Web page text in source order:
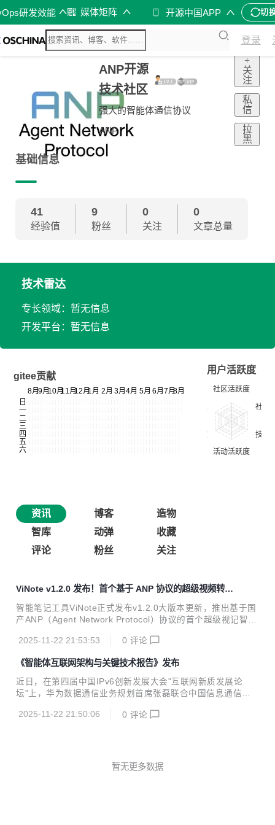
研发效能 媒体矩阵 开源中国APP 切
登录
ANP开源
技术社区
强大的智能体通信协议
ANP
+
关
注
私
信
拉
黑
基础信息
41
经验值
9
粉丝
0
关注
0
文章总量
技术雷达
专长领域：暂无信息
开发平台：暂无信息
gitee贡献
用户活跃度
资讯 博客
造物
智库
动弹
收藏
评论
粉丝 关注
ViNote v1.2.0 发布！首个基于 ANP 协议的超级视频转录
智能体
智能笔记工具ViNote正式发布v1.2.0大版本更新，推出基于国
产ANP（Agent Network Protocol）协议的首个超级视记智能
动智能伙伴”的重要一步，实现自然语言驱动全流程任务落
于对用户意图的深度理解。通过集成ANP协议，ViNote将基础
模块升级为AI Agent，构建了多智能体协作生态。用户只需用
自然语言提出需求，ViNoter即可自动完成视频搜索→下载→
定所有操作”。 :sp...
2025-11-22 21:53:53 0 评论
《智能体互联网架构与关键技术报告》发布
近日，在第四届中国IPv6创新发展大会"互联网新质发展论
坛"上，华为数据通信业务规划首席张磊联合中国信息通信研
国电信研究院、中国联通研究院、NIDA医疗行业委员会，以
NP开源社区参与定义产业共识 作为全球首个开源智能体通信
2025-11-22 21:50:06 0 评论
暂无更多数据